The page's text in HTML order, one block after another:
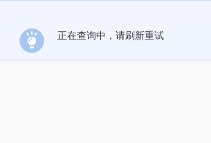
正在查询中，请刷新重试